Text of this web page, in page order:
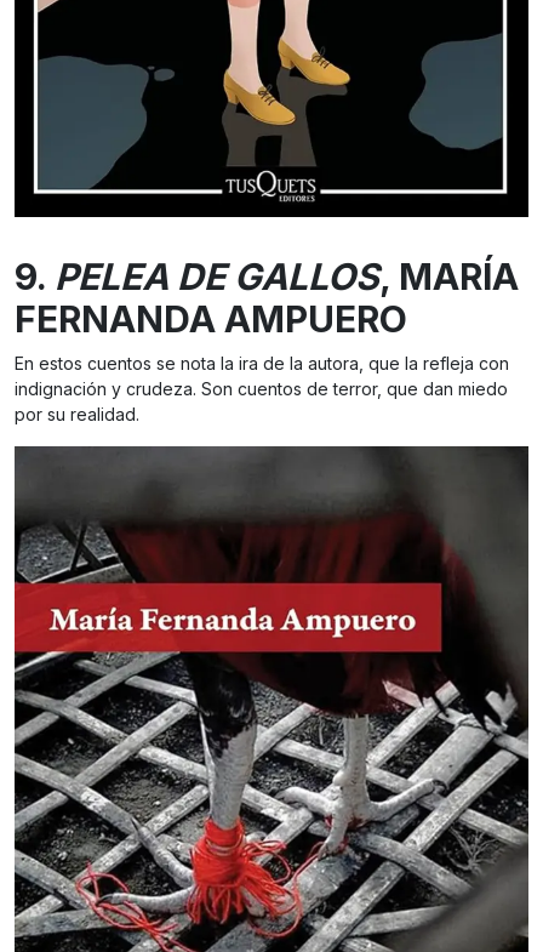
9. PELEA DE GALLOS, MARÍA
FERNANDA AMPUERO
En estos cuentos se nota la ira de la autora, que la refleja con
indignación y crudeza. Son cuentos de terror, que dan miedo
por su realidad.